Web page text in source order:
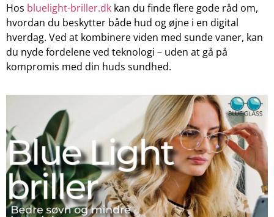
Hos bluelight-briller.dk kan du finde flere gode råd om,
hvordan du beskytter både hud og øjne i en digital
hverdag. Ved at kombinere viden med sunde vaner, kan
du nyde fordelene ved teknologi – uden at gå på
kompromis med din huds sundhed.